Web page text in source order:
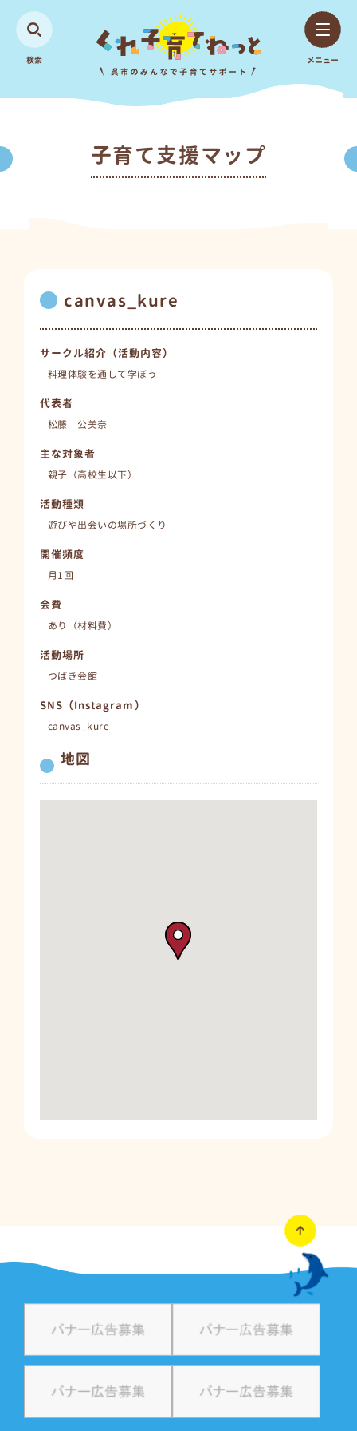
検索 メニュー
子育て支援マップ
canvas_kure
サークル紹介（活動内容）
料理体験を通して学ぼう
代表者
松藤 公美奈
主な対象者
親子（高校生以下）
活動種類
遊びや出会いの場所づくり
開催頻度
月1回
会費
あり（材料費）
活動場所
つばき会館
SNS（Instagram）
canvas_kure
地図